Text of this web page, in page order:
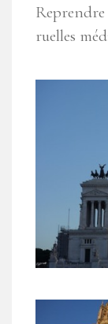
Reprendre
ruelles